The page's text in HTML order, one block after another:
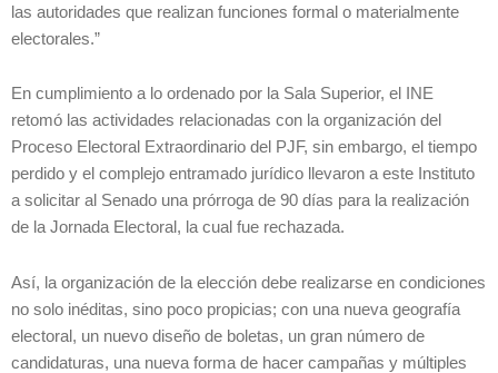
las autoridades que realizan funciones formal o materialmente
electorales.”
En cumplimiento a lo ordenado por la Sala Superior, el INE
retomó las actividades relacionadas con la organización del
Proceso Electoral Extraordinario del PJF, sin embargo, el tiempo
perdido y el complejo entramado jurídico llevaron a este Instituto
a solicitar al Senado una prórroga de 90 días para la realización
de la Jornada Electoral, la cual fue rechazada.
Así, la organización de la elección debe realizarse en condiciones
no solo inéditas, sino poco propicias; con una nueva geografía
electoral, un nuevo diseño de boletas, un gran número de
candidaturas, una nueva forma de hacer campañas y múltiples